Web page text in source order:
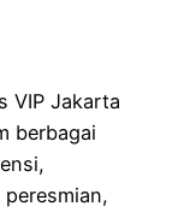
VIP Jakarta
berbagai